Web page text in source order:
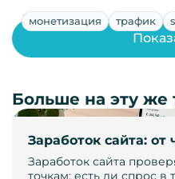
монетизация трафик
Заработок сайта: от
Заработок сайта
точкам: есть ли спрос в
Больше на эту же